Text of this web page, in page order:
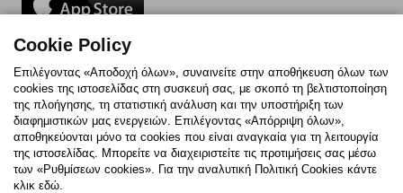
Follow us:
FacebookInstagram
TikTokYoutubePinterestTwitter
Cookie Policy
Επιλέγοντας «Αποδοχή όλων», συναινείτε στην αποθήκευση όλων των
cookies της ιστοσελίδας στη συσκευή σας, με σκοπό τη βελτιστοποίηση
της πλοήγησης, τη στατιστική ανάλυση και την υποστήριξη των
διαφημιστικών μας ενεργειών. Επιλέγοντας «Απόρριψη όλων»,
αποθηκεύονται μόνο τα cookies που είναι αναγκαία για τη λειτουργία
της ιστοσελίδας. Μπορείτε να διαχειριστείτε τις προτιμήσεις σας μέσω
των «Ρυθμίσεων cookies». Για την αναλυτική Πολιτική Cookies κάντε
κλικ εδώ.